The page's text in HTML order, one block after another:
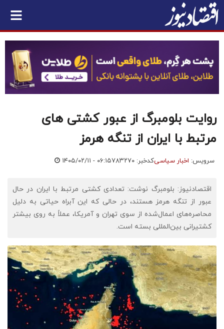
روایت بلومبرگ از عبور کشتی های
مرتبط با ایران از تنگه هرمز
سرویس: اخبار سیاسیکدخبر: ۷۸۳۲۷۰ ۱۴۰۵/۰۲/۱۱ - ۰۶:۱۵
اقتصادنیوز: بلومبرگ نوشت: تعدادی کشتی مرتبط با ایران در حال
عبور از تنگه هرمز هستند، در حالی که این آبراه حیاتی به دلیل
محاصره‌های اعمال‌شده از سوی تهران و آمریکا، عملاً به روی بیشتر
کشتیرانی بین‌المللی بسته است.